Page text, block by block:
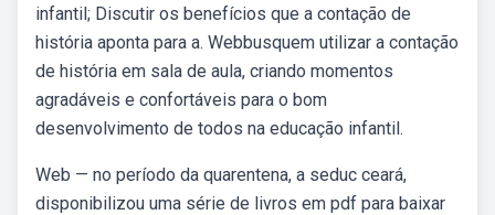
infantil; Discutir os benefícios que a contação de
história aponta para a. Webbusquem utilizar a contação
de história em sala de aula, criando momentos
agradáveis e confortáveis para o bom
desenvolvimento de todos na educação infantil.
Web — no período da quarentena, a seduc ceará,
disponibilizou uma série de livros em pdf para baixar